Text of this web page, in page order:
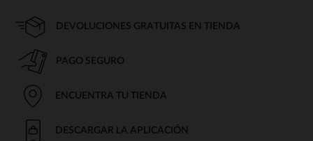
DEVOLUCIONES GRATUITAS EN TIENDA
PAGO SEGURO
ENCUENTRA TU TIENDA
DESCARGAR LA APLICACIÓN